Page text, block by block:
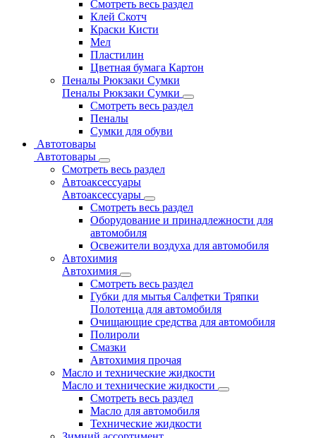
Смотреть весь раздел
Клей Скотч
Краски Кисти
Мел
Пластилин
Цветная бумага Картон
Пеналы Рюкзаки Сумки
Пеналы Рюкзаки Сумки
Смотреть весь раздел
Пеналы
Сумки для обуви
Автотовары
Автотовары
Смотреть весь раздел
Автоаксессуары
Автоаксессуары
Смотреть весь раздел
Оборудование и принадлежности для
автомобиля
Освежители воздуха для автомобиля
Автохимия
Автохимия
Смотреть весь раздел
Губки для мытья Салфетки Тряпки
Полотенца для автомобиля
Очищающие средства для автомобиля
Полироли
Смазки
Автохимия прочая
Масло и технические жидкости
Масло и технические жидкости
Смотреть весь раздел
Масло для автомобиля
Технические жидкости